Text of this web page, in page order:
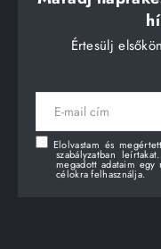
Értesülj
E-
mail
Elolvastam és
szabályzatban
megadott adataim
célokra felhasználja.